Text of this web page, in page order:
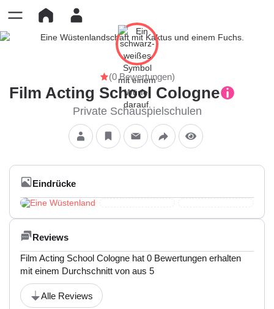
(0 Bewertungen)
Film Acting School Cologne
Private Schauspielschulen
Eindrücke
Reviews
Film Acting School Cologne hat 0 Bewertungen erhalten
mit einem Durchschnitt von aus 5
Alle Reviews